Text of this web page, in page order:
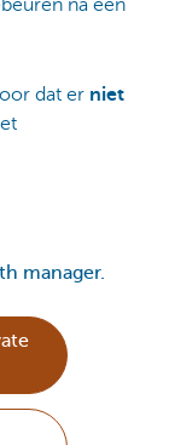
na een
dat er niet
manager.